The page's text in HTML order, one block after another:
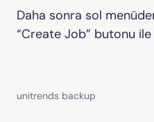
Daha sonra sol
“Create Job” butonu
unitrends backup